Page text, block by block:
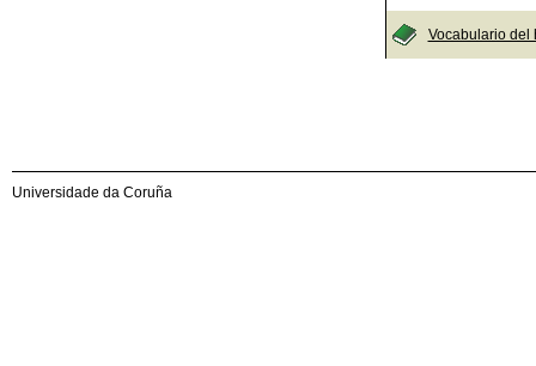
Vocabulario del
Universidade da Coruña